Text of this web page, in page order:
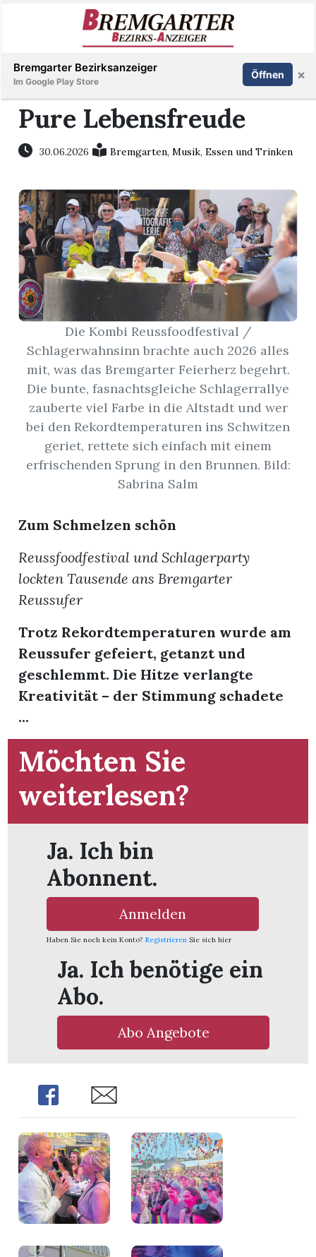
Immobilien
Stellen
E-
Paper
Newsletter
App
Bremgarten
Inserieren Abonnieren Anmelden
Pure Lebensfreude
30.06.2026 Bremgarten,Musik,Essen und Trinken
Die Kombi Reussfoodfestival /
Schlagerwahnsinn brachte auch 2026 alles
mit, was das Bremgarter Feierherz begehrt.
Die bunte, fasnachtsgleiche Schlagerrallye
zauberte viel Farbe in die Altstadt und wer
bei den Rekordtemperaturen ins Schwitzen
geriet, rettete sich einfach mit einem
erfrischenden Sprung in den Brunnen. Bild:
Sabrina Salm
Zum Schmelzen schön
Reussfoodfestival und Schlagerparty
lockten Tausende ans Bremgarter
Reussufer
Trotz Rekordtemperaturen wurde am
Reussufer gefeiert, getanzt und
geschlemmt. Die Hitze verlangte
Kreativität – der Stimmung schadete
...
Möchten Sie
weiterlesen?
Ja. Ich bin
Abonnent.
Anmelden
Haben Sie noch kein Konto? Registrieren Sie sich hier
Ja. Ich benötige ein
Abo.
Abo Angebote
Share Share
Bremgarter Bezirksanzeiger
Im Google Play Store
Öffnen ×